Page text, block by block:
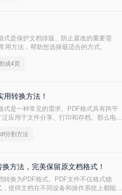
式是保护文档排版、防止篡改的重要需
方法，帮助您选择最适合的方式。
成4页
转换方法！
式是一种常见的需求。PDF格式具有跨平
应用于文件分享、打印和存档。那么电脑
分割方法
方法，完美保留原文档格式！
转换为PDF格式。PDF文件不仅格式稳
使得文档在不同设备和操作系统上都能保